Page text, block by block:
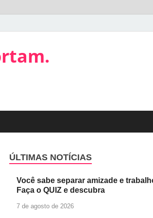
ÚLTIMAS NOTÍCIAS
Você sabe separar amizade e
Faça o QUIZ e descubra
7 de agosto de 2026